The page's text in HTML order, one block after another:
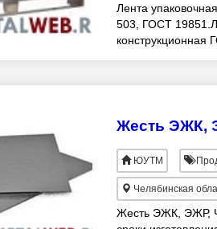
Лента
503, ГОСТ
конструкционная
Жесть ЭЖК,
ЮУТМ
Челябинская
Жесть ЭЖК, ЭЖР,